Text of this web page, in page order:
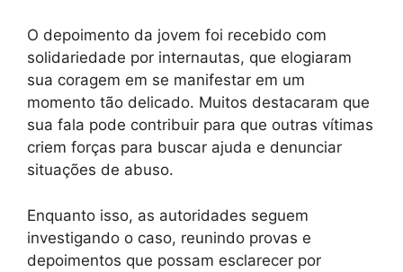
O depoimento da jovem foi recebido com
solidariedade por internautas, que elogiaram
sua coragem em se manifestar em um
momento tão delicado. Muitos destacaram que
sua fala pode contribuir para que outras vítimas
criem forças para buscar ajuda e denunciar
situações de abuso.
Enquanto isso, as autoridades seguem
investigando o caso, reunindo provas e
depoimentos que possam esclarecer por